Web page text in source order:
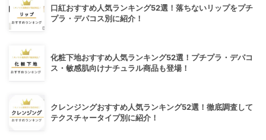
口紅おすすめ人気ランキング52選！落ちないリップをプチ
プラ・デパコス別に紹介！
化粧下地おすすめ人気ランキング52選！プチプラ・デパコ
ス・敏感肌向けナチュラル商品も登場！
クレンジングおすすめ人気ランキング52選！徹底調査して
テクスチャータイプ別に紹介！